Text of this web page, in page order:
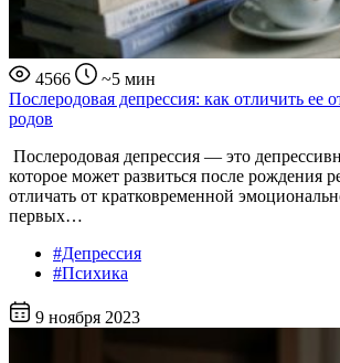
4566
~5 мин
Послеродовая депрессия: как отличить ее
родов
Послеродовая депрессия — это
которое может развиться после рождения
отличать от кратковременной
первых…
#Депрессия
#Психика
9 ноября 2023